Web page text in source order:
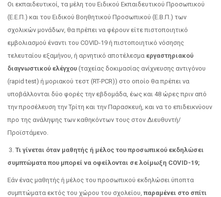
Οι εκπαιδευτικοί, τα μέλη του Ειδικού Εκπαιδευτικού Προσωπικού
(Ε.Ε.Π.) και του Ειδικού Βοηθητικού Προσωπικού (Ε.Β.Π.) των
σχολικών μονάδων, θα πρέπει να φέρουν είτε πιστοποιητικό
εμβολιασμού έναντι του COVID-19 ή πιστοποιητικό νόσησης
τελευταίου εξαμήνου, ή αρνητικό αποτέλεσμα εργαστηριακού
διαγνωστικού ελέγχου (ταχείας δοκιμασίας ανίχνευσης αντιγόνου
(rapid test) ή μοριακού τεστ (RT-PCR)) στο οποίο θα πρέπει να
υποβάλλονται δύο φορές την εβδομάδα, έως και 48 ώρες πριν από
την προσέλευση την Τρίτη και την Παρασκευή, και να το επιδεικνύουν
προ της ανάληψης των καθηκόντων τους στον Διευθυντή/
Προϊστάμενο.
3. Τι γίνεται όταν μαθητής ή μέλος του προσωπικού εκδηλώσει
συμπτώματα που μπορεί να οφείλονται σε λοίμωξη COVID-19;
Εάν ένας μαθητής ή μέλος του προσωπικού εκδηλώσει ύποπτα
συμπτώματα εκτός του χώρου του σχολείου, παραμένει στο σπίτι